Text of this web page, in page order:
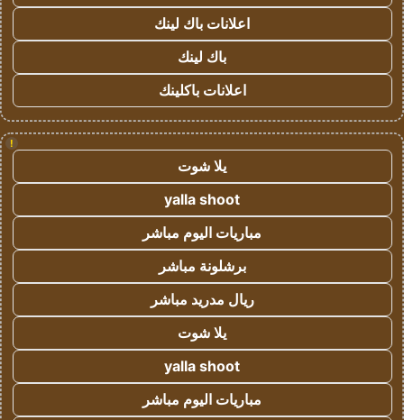
اعلانات باك لينك
باك لينك
اعلانات باكلينك
!
يلا شوت
yalla shoot
مباريات اليوم مباشر
برشلونة مباشر
ريال مدريد مباشر
يلا شوت
yalla shoot
مباريات اليوم مباشر